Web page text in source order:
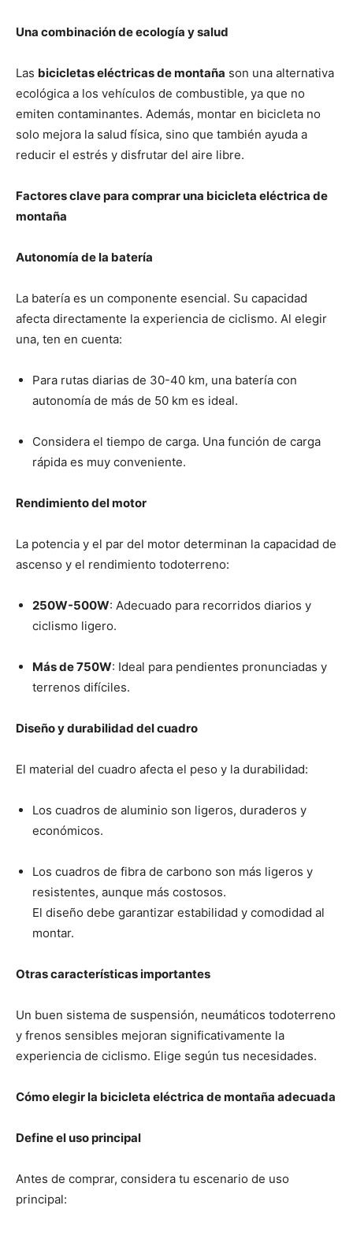
Una combinación de ecología y salud
Las bicicletas eléctricas de montaña son una alternativa
ecológica a los vehículos de combustible, ya que no
emiten contaminantes. Además, montar en bicicleta no
solo mejora la salud física, sino que también ayuda a
reducir el estrés y disfrutar del aire libre.
Factores clave para comprar una bicicleta eléctrica de
montaña
Autonomía de la batería
La batería es un componente esencial. Su capacidad
afecta directamente la experiencia de ciclismo. Al elegir
una, ten en cuenta:
Para rutas diarias de 30-40 km, una batería con
autonomía de más de 50 km es ideal.
Considera el tiempo de carga. Una función de carga
rápida es muy conveniente.
Rendimiento del motor
La potencia y el par del motor determinan la capacidad de
ascenso y el rendimiento todoterreno:
250W-500W: Adecuado para recorridos diarios y
ciclismo ligero.
Más de 750W: Ideal para pendientes pronunciadas y
terrenos difíciles.
Diseño y durabilidad del cuadro
El material del cuadro afecta el peso y la durabilidad:
Los cuadros de aluminio son ligeros, duraderos y
económicos.
Los cuadros de fibra de carbono son más ligeros y
resistentes, aunque más costosos.
El diseño debe garantizar estabilidad y comodidad al
montar.
Otras características importantes
Un buen sistema de suspensión, neumáticos todoterreno
y frenos sensibles mejoran significativamente la
experiencia de ciclismo. Elige según tus necesidades.
Cómo elegir la bicicleta eléctrica de montaña adecuada
Define el uso principal
Antes de comprar, considera tu escenario de uso
principal: